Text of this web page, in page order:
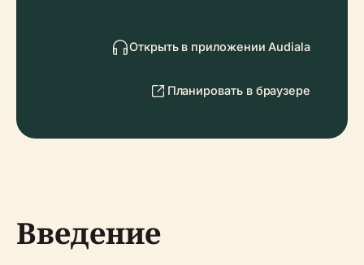
Открыть в приложении Audiala
Планировать в браузере
Введение